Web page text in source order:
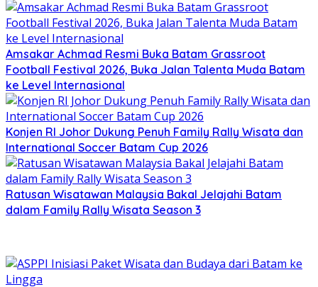
Amsakar Achmad Resmi Buka Batam Grassroot
Football Festival 2026, Buka Jalan Talenta Muda Batam
ke Level Internasional
Konjen RI Johor Dukung Penuh Family Rally Wisata dan
International Soccer Batam Cup 2026
Ratusan Wisatawan Malaysia Bakal Jelajahi Batam
dalam Family Rally Wisata Season 3